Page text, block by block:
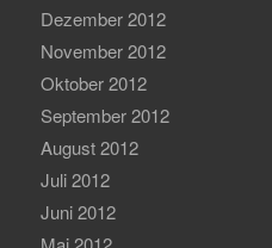
Dezember 2012
November 2012
Oktober 2012
September 2012
August 2012
Juli 2012
Juni 2012